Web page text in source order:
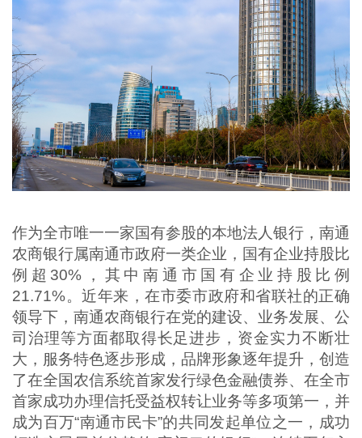
作为全市唯一一家国有参股的本地法人银行，南通
农商银行属南通市政府一类企业，国有企业持股比
例超30%，其中南通市国有企业持股比例
21.71%。近年来，在市委市政府和省联社的正确
领导下，南通农商银行在党的建设、业务发展、公
司治理等方面都取得长足进步，资金实力不断壮
大，服务特色逐步形成，品牌形象逐年提升，创造
了在全国农信系统首家发行绿色金融债券、在全市
首家成功办理信托受益权转让业务等多项第一，并
成为百万“南通市民卡”的共同发起单位之一，成功